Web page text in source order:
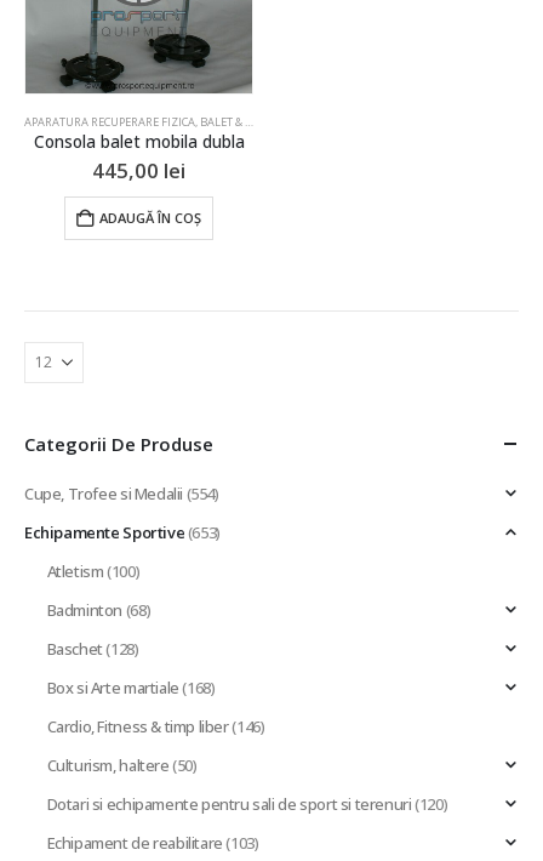
APARATURA RECUPERARE FIZICA, BALET & GIMNASTICA ARTISTICA
Consola balet mobila dubla
445,00 lei
ADAUGĂ ÎN COȘ
Categorii De Produse
Cupe, Trofee si Medalii (554)
Echipamente Sportive(653)
Atletism(100)
Badminton (68)
Baschet(128)
Box si Arte martiale(168)
Cardio, Fitness & timp liber(146)
Culturism, haltere(50)
Dotari si echipamente pentru sali de sport si terenuri(120)
Echipament de reabilitare(103)